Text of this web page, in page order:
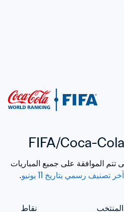
آخر تصنيف رسمي بتاريخ 11 يونيو .
المنتخب نقاط